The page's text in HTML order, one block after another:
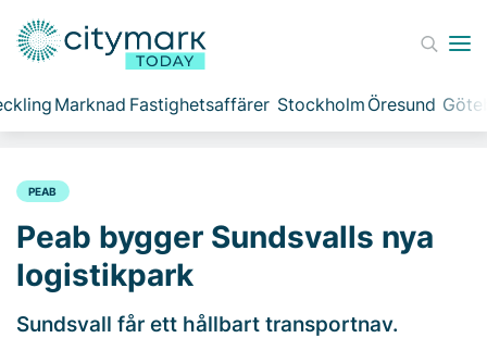
Marknad Fastighetsaffärer Stockholm Öresund
PEAB
Peab bygger Sundsvalls nya
logistikpark
Sundsvall får ett hållbart transportnav.